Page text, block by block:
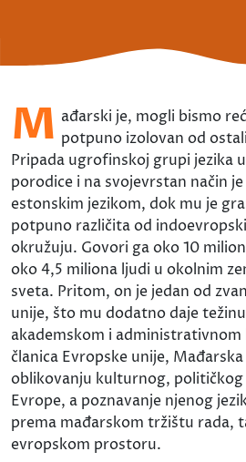
M ađarski je, mogli bismo
potpuno izolovan od
Pripada ugrofinskoj grupi jezika
porodice i na svojevrstan način
estonskim jezikom, dok mu je
potpuno različita od
okružuju. Govori ga oko 10
oko 4,5 miliona ljudi u okolnim
sveta. Pritom, on je jedan od
unije, što mu dodatno daje
akademskom i
članica Evropske unije,
oblikovanju kulturnog,
Evrope, a poznavanje njenog
prema mađarskom tržištu rada,
evropskom prostoru.